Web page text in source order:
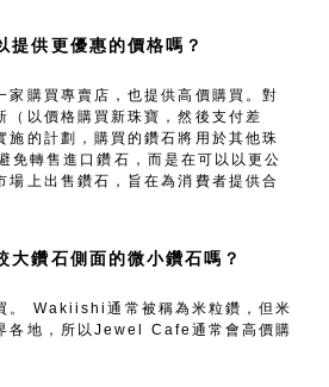
提供更優惠的價格嗎？
家購買專賣店，也提供高價購買。對
（以價格購買新珠寶，然後支付差
施的計劃，購買的鑽石將用於其他珠
轉售進口鑽石，而是在可以以更公
場上出售鑽石，旨在為消費者提供合
大鑽石側面的微小鑽石嗎？
。 Wakiishi通常被稱為米粒鑽，但米
各地，所以Jewel Cafe通常會高價購